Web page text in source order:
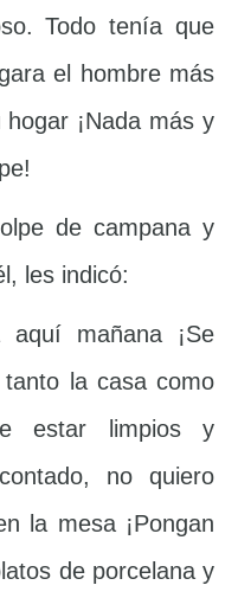
Todo tenía que
el hombre más
¡Nada más y
de campana y
les indicó:
mañana ¡Se
la casa como
estar limpios y
no quiero
la mesa ¡Pongan
de porcelana y